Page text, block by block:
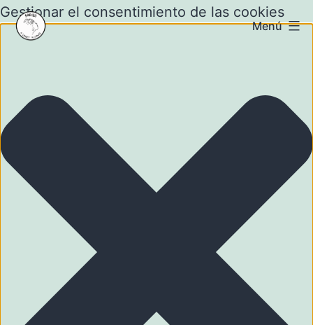
Gestionar el consentimiento de las cookies
Menú